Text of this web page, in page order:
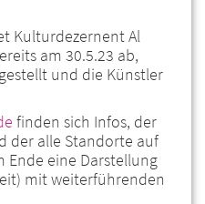
Kulturdezernent Al
am 30.5.23 ab,
und die Künstler
finden sich Infos, der
der alle Standorte auf
Ende eine Darstellung
mit weiterführenden